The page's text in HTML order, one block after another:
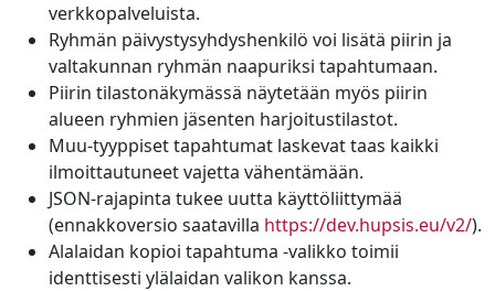
verkkopalveluista.
Ryhmän päivystysyhdyshenkilö voi lisätä piirin ja
valtakunnan ryhmän naapuriksi tapahtumaan.
Piirin tilastonäkymässä näytetään myös piirin
alueen ryhmien jäsenten harjoitustilastot.
Muu-tyyppiset tapahtumat laskevat taas kaikki
ilmoittautuneet vajetta vähentämään.
JSON-rajapinta tukee uutta käyttöliittymää
(ennakkoversio saatavilla https://dev.hupsis.eu/v2/).
Alalaidan kopioi tapahtuma -valikko toimii
identtisesti ylälaidan valikon kanssa.